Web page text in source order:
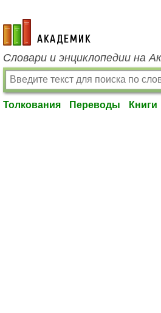
academic.ru
Словари и энциклопедии на
Толкования Переводы Книги